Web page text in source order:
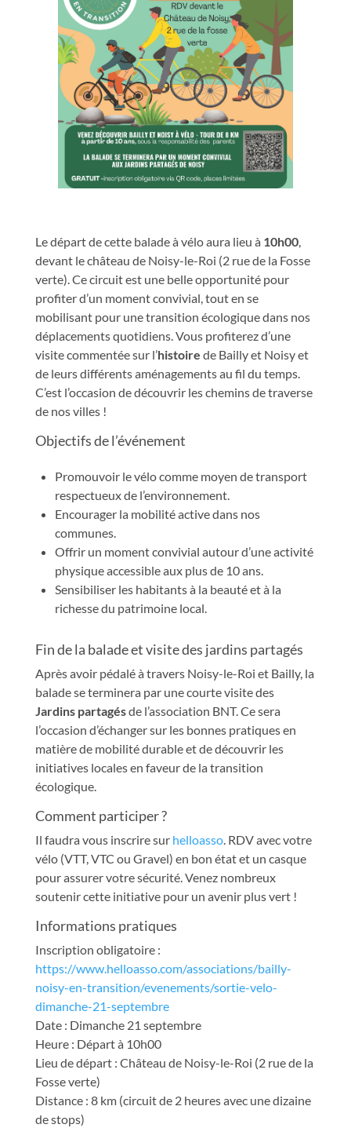
Le départ de cette balade à vélo aura lieu à 10h00,
devant le château de Noisy-le-Roi (2 rue de la Fosse
verte). Ce circuit est une belle opportunité pour
profiter d’un moment convivial, tout en se
mobilisant pour une transition écologique dans nos
déplacements quotidiens. Vous profiterez d’une
visite commentée sur l’histoire de Bailly et Noisy et
de leurs différents aménagements au fil du temps.
C’est l’occasion de découvrir les chemins de traverse
de nos villes !
Objectifs de l’événement
Promouvoir le vélo comme moyen de transport
respectueux de l’environnement.
Encourager la mobilité active dans nos
communes.
Offrir un moment convivial autour d’une activité
physique accessible aux plus de 10 ans.
Sensibiliser les habitants à la beauté et à la
richesse du patrimoine local.
Fin de la balade et visite des jardins partagés
Après avoir pédalé à travers Noisy-le-Roi et Bailly, la
balade se terminera par une courte visite des
Jardins partagésde l’association BNT. Ce sera
l’occasion d’échanger sur les bonnes pratiques en
matière de mobilité durable et de découvrir les
initiatives locales en faveur de la transition
écologique.
Comment participer ?
Il faudra vous inscrire sur helloasso. RDV avec votre
vélo (VTT, VTC ou Gravel) en bon état et un casque
pour assurer votre sécurité. Venez nombreux
soutenir cette initiative pour un avenir plus vert !
Informations pratiques
Inscription obligatoire :
https://www.helloasso.com/associations/bailly-
noisy-en-transition/evenements/sortie-velo-
dimanche-21-septembre
Date : Dimanche 21 septembre
Heure : Départ à 10h00
Lieu de départ : Château de Noisy-le-Roi (2 rue de la
Fosse verte)
Distance : 8 km (circuit de 2 heures avec une dizaine
de stops)